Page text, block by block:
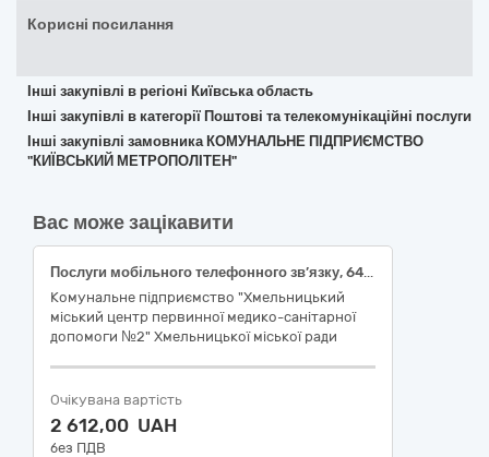
Корисні посилання
Інші закупівлі в регіоні Київська область
Інші закупівлі в категорії Поштові та телекомунікаційні послуги
Інші закупівлі замовника КОМУНАЛЬНЕ ПІДПРИЄМСТВО
"КИЇВСЬКИЙ МЕТРОПОЛІТЕН"
Вас може зацікавити
Послуги мобільного телефонного зв’язку, 64212000-5 Послуги мобільного телефонного зв’язку за ДК 021:2015 Єдиного закупівельного словника
Комунальне підприємство "Хмельницький
міський центр первинної медико-санітарної
допомоги №2" Хмельницької міської ради
Очікувана вартість
2 612,00 UAH
без ПДВ